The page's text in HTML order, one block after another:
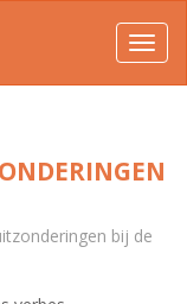
bij de